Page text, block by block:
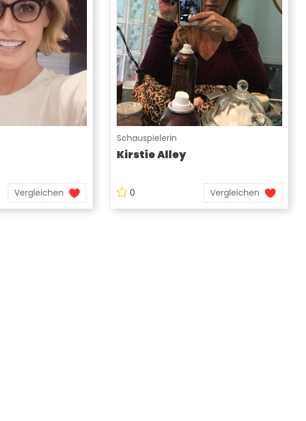
Vergleichen
Schauspielerin
Kirstie Alley
0 Vergleichen